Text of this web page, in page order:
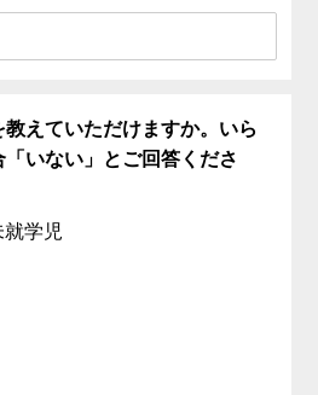
えていただけますか。いら
いない」とご回答くださ
学児